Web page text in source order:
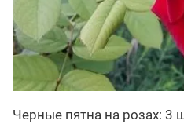
Черные пятна на розах: 3